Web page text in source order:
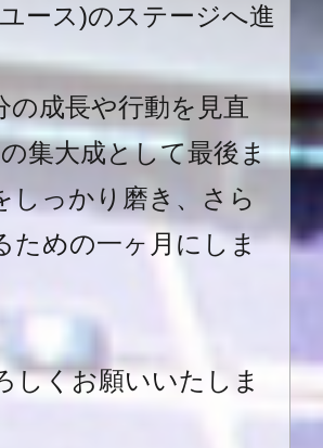
ース)のステージへ進
の成長や行動を見直
集大成として最後ま
しっかり磨き、さら
ための一ヶ月にしま
しくお願いいたしま